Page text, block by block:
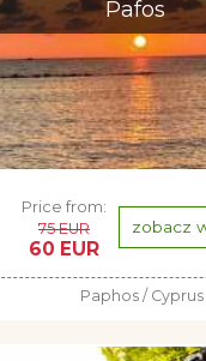
Pafos
Price from:
75 EUR
60 EUR
zobacz
Paphos / Cyprus